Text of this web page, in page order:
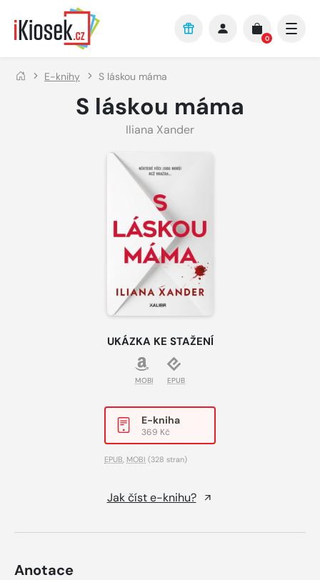
Přejít na hlavní obsah
0
E-knihy S láskou máma
S láskou máma
Iliana Xander
UKÁZKA KE STAŽENÍ
MOBI EPUB
E-kniha
369 Kč
EPUB MOBI (328 stran)
Jak číst e-knihu?
Anotace